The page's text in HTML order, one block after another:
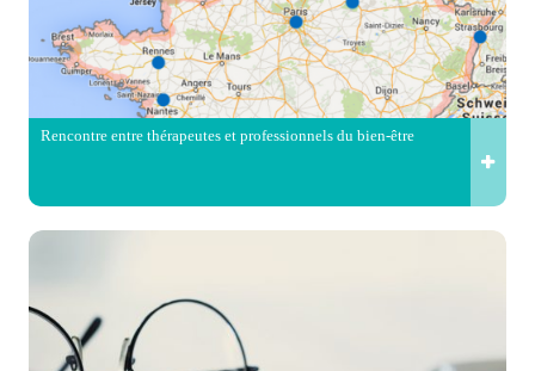
Rencontre entre thérapeutes et professionnels du bien-être